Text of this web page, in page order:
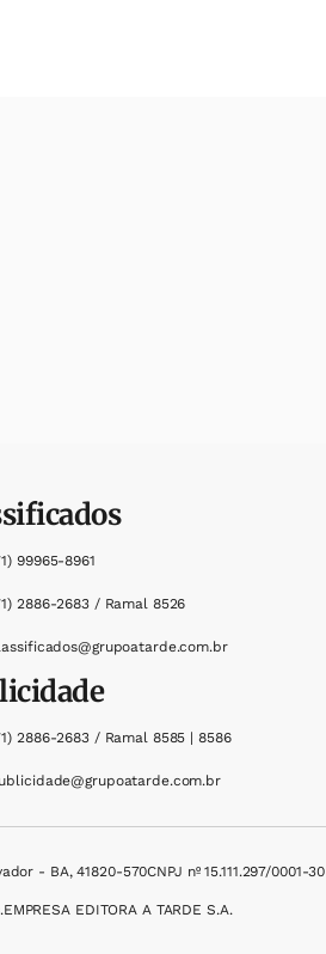
99965-8961
2886-2683 / Ramal 8526
2886-2683 / Ramal 8585 | 8586
- BA, 41820-570CNPJ nº 15.111.297/0001-30
EMPRESA EDITORA A TARDE S.A.